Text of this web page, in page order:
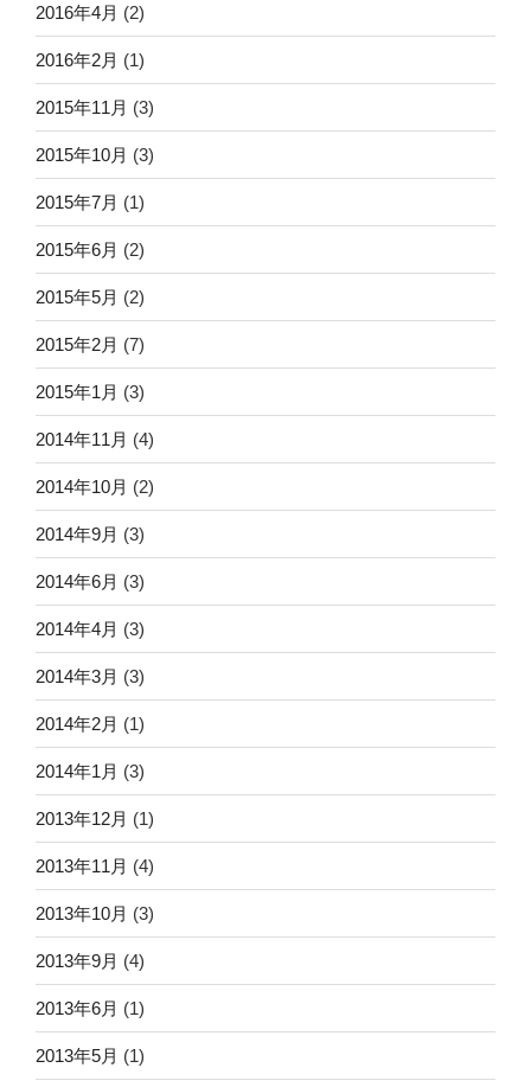
2016年4月 (2)
2016年2月 (1)
2015年11月 (3)
2015年10月 (3)
2015年7月 (1)
2015年6月 (2)
2015年5月 (2)
2015年2月 (7)
2015年1月 (3)
2014年11月 (4)
2014年10月 (2)
2014年9月 (3)
2014年6月 (3)
2014年4月 (3)
2014年3月 (3)
2014年2月 (1)
2014年1月 (3)
2013年12月 (1)
2013年11月 (4)
2013年10月 (3)
2013年9月 (4)
2013年6月 (1)
2013年5月 (1)